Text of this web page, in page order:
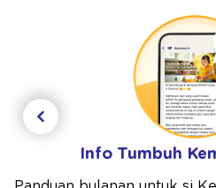
Info Tumbuh